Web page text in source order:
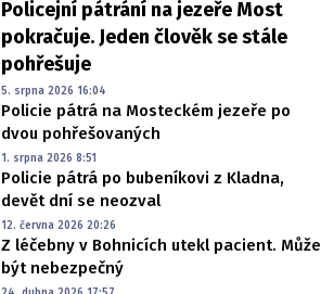
Policejní pátrání na jezeře Most
pokračuje. Jeden člověk se stále
pohřešuje
5. srpna 2026 16:04
Policie pátrá na Mosteckém jezeře po
dvou pohřešovaných
1. srpna 2026 8:51
Policie pátrá po bubeníkovi z Kladna,
devět dní se neozval
12. června 2026 20:26
Z léčebny v Bohnicích utekl pacient. Může
být nebezpečný